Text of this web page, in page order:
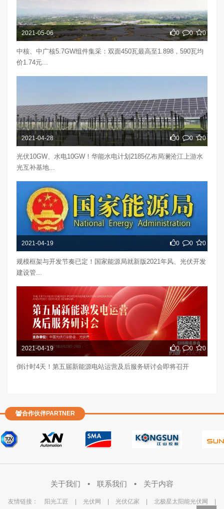
2021-05-06 0 0 0
中核、中广核5.7GW组件集采：双面450瓦最高至1.898，590瓦均
价1.74元...
2021-04-28 0 0 0
光伏10GW、水电10GW！华能水电计划2185亿布局澜沧江上游水
光互补基地...
2021-04-19 0 0 0
规模框架与开发节奏已定！国家能源局就新版2021年风、光伏开发
建设管...
2021-04-19 0 0 0
倒计时4天！第五届新能源电站运营及后服务研讨会即将召开
合作伙伴PARTNER
关于我们 • 联系我们 • 关于内容
友情链接： 阳光工匠 光伏网 光伏亿家 北极星太阳能光伏网